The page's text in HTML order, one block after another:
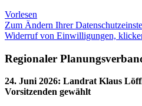
Vorlesen
Zum Ändern Ihrer
Widerruf von Einwilligungen,
Regionaler
24. Juni 2026: Landrat Klaus
Vorsitzenden gewählt